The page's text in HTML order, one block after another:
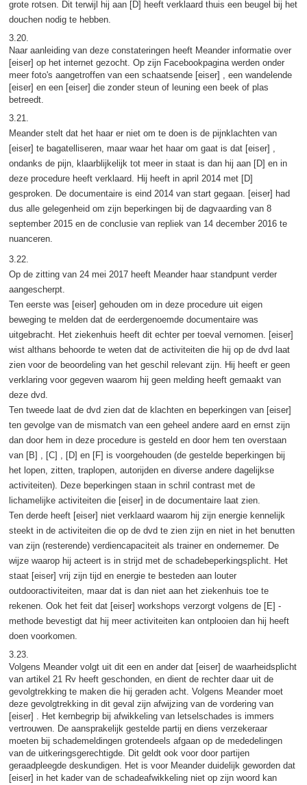
grote rotsen. Dit terwijl hij aan [D] heeft verklaard thuis een beugel bij het
douchen nodig te hebben.
3.20.
Naar aanleiding van deze constateringen heeft Meander informatie over
[eiser] op het internet gezocht. Op zijn Facebookpagina werden onder
meer foto's aangetroffen van een schaatsende [eiser] , een wandelende
[eiser] en een [eiser] die zonder steun of leuning een beek of plas
betreedt.
3.21.
Meander stelt dat het haar er niet om te doen is de pijnklachten van
[eiser] te bagatelliseren, maar waar het haar om gaat is dat [eiser] ,
ondanks de pijn, klaarblijkelijk tot meer in staat is dan hij aan [D] en in
deze procedure heeft verklaard. Hij heeft in april 2014 met [D]
gesproken. De documentaire is eind 2014 van start gegaan. [eiser] had
dus alle gelegenheid om zijn beperkingen bij de dagvaarding van 8
september 2015 en de conclusie van repliek van 14 december 2016 te
nuanceren.
3.22.
Op de zitting van 24 mei 2017 heeft Meander haar standpunt verder
aangescherpt.
Ten eerste was [eiser] gehouden om in deze procedure uit eigen
beweging te melden dat de eerdergenoemde documentaire was
uitgebracht. Het ziekenhuis heeft dit echter per toeval vernomen. [eiser]
wist althans behoorde te weten dat de activiteiten die hij op de dvd laat
zien voor de beoordeling van het geschil relevant zijn. Hij heeft er geen
verklaring voor gegeven waarom hij geen melding heeft gemaakt van
deze dvd.
Ten tweede laat de dvd zien dat de klachten en beperkingen van [eiser]
ten gevolge van de mismatch van een geheel andere aard en ernst zijn
dan door hem in deze procedure is gesteld en door hem ten overstaan
van [B] , [C] , [D] en [F] is voorgehouden (de gestelde beperkingen bij
het lopen, zitten, traplopen, autorijden en diverse andere dagelijkse
activiteiten). Deze beperkingen staan in schril contrast met de
lichamelijke activiteiten die [eiser] in de documentaire laat zien.
Ten derde heeft [eiser] niet verklaard waarom hij zijn energie kennelijk
steekt in de activiteiten die op de dvd te zien zijn en niet in het benutten
van zijn (resterende) verdiencapaciteit als trainer en ondernemer. De
wijze waarop hij acteert is in strijd met de schadebeperkingsplicht. Het
staat [eiser] vrij zijn tijd en energie te besteden aan louter
outdooractiviteiten, maar dat is dan niet aan het ziekenhuis toe te
rekenen. Ook het feit dat [eiser] workshops verzorgt volgens de [E] -
methode bevestigt dat hij meer activiteiten kan ontplooien dan hij heeft
doen voorkomen.
3.23.
Volgens Meander volgt uit dit een en ander dat [eiser] de waarheidsplicht
van artikel 21 Rv heeft geschonden, en dient de rechter daar uit de
gevolgtrekking te maken die hij geraden acht. Volgens Meander moet
deze gevolgtrekking in dit geval zijn afwijzing van de vordering van
[eiser] . Het kernbegrip bij afwikkeling van letselschades is immers
vertrouwen. De aansprakelijk gestelde partij en diens verzekeraar
moeten bij schademeldingen grotendeels afgaan op de mededelingen
van de uitkeringsgerechtigde. Dit geldt ook voor door partijen
geraadpleegde deskundigen. Het is voor Meander duidelijk geworden dat
[eiser] in het kader van de schadeafwikkeling niet op zijn woord kan